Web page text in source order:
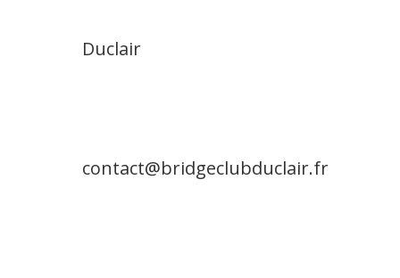
Duclair
contact@bridgeclubduclair.fr